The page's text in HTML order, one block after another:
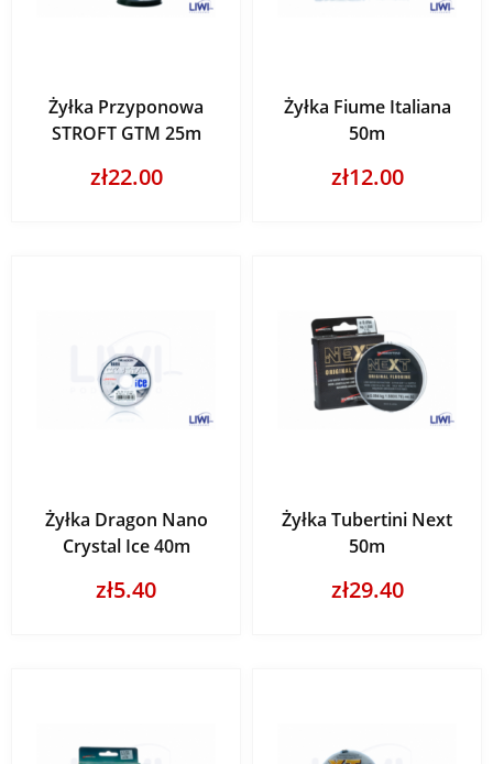
Żyłka Przyponowa
STROFT GTM 25m
zł22.00
Żyłka Fiume Italiana
50m
zł12.00
Żyłka Dragon Nano
Crystal Ice 40m
zł5.40
Żyłka Tubertini Next
50m
zł29.40